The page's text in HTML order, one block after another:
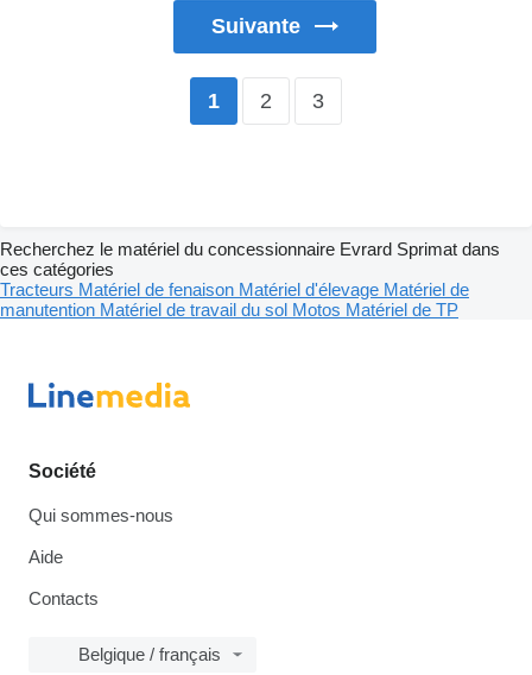
Suivante
1 2 3
Recherchez le matériel du concessionnaire Evrard Sprimat dans
ces catégories
Tracteurs Matériel de fenaison Matériel d'élevage Matériel de
manutention Matériel de travail du sol Motos Matériel de TP
Société
Qui sommes-nous
Aide
Contacts
Belgique / français